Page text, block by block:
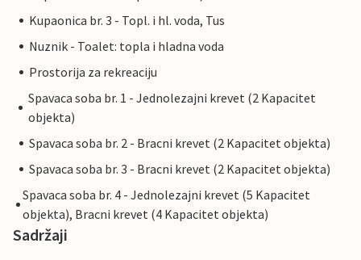
Kupaonica br. 3 - Topl. i hl. voda, Tus
Nuznik - Toalet: topla i hladna voda
Prostorija za rekreaciju
Spavaca soba br. 1 - Jednolezajni krevet (2 Kapacitet
objekta)
Spavaca soba br. 2 - Bracni krevet (2 Kapacitet objekta)
Spavaca soba br. 3 - Bracni krevet (2 Kapacitet objekta)
Spavaca soba br. 4 - Jednolezajni krevet (5 Kapacitet
objekta), Bracni krevet (4 Kapacitet objekta)
Sadržaji